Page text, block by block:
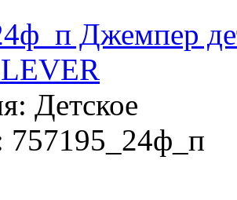
Джемпер
Детское
757195_24ф_п